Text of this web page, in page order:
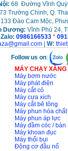
68 Đường Vĩnh
Trường Chinh, Q.
133 Đào Cam Mộc,
Dương: Vĩnh Phú 24,
0986166533 *
W:
Follow us on:
MÁY CHẠY
Máy bơm nước
Máy phát điện
Máy cắt cỏ
Máy cưa xích
Máy cắt bê tông
Máy phun hóa chất
Máy phun áp lực
Máy đầm cóc / bàn
Máy khoan đục
Máy thổi bụi
Động cơ đầu nổ